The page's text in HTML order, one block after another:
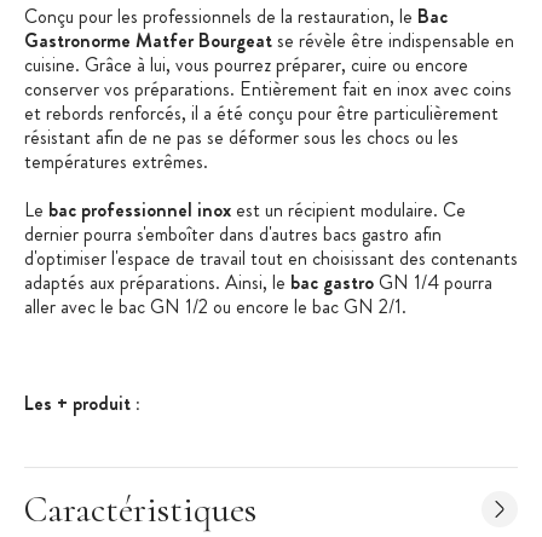
Conçu pour les professionnels de la restauration, le Bac
Gastronorme Matfer Bourgeatse révèle être indispensable en
cuisine. Grâce à lui, vous pourrez préparer, cuire ou encore
conserver vos préparations. Entièrement fait en inox avec coins
et rebords renforcés, il a été conçu pour être particulièrement
résistant afin de ne pas se déformer sous les chocs ou les
températures extrêmes.
Le bac professionnel inox est un récipient modulaire. Ce
dernier pourra s'emboîter dans d'autres bacs gastro afin
d'optimiser l'espace de travail tout en choisissant des contenants
adaptés aux préparations. Ainsi, le bac gastro GN 1/4 pourra
aller avec le bac GN 1/2 ou encore le bac GN 2/1.
Les + produit :
Bords et coins renforcés contre les déformations
Caractéristiques